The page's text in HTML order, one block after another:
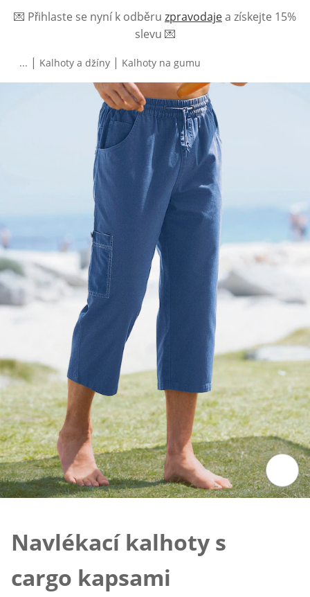
💌 Přihlaste se nyní k odběru zpravodajea získejte 15%
slevu 💌
... | Kalhoty a džíny | Kalhoty na gumu
Navlékací kalhoty s
cargo kapsami